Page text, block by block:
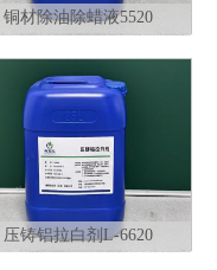
铜材除油除蜡液5520
压铸铝拉白剂L-6620